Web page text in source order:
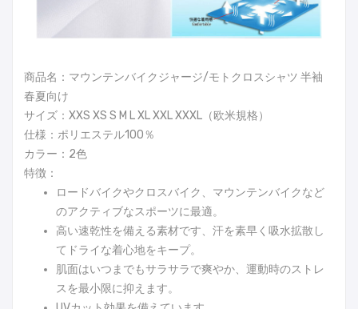
商品名：マウンテンバイクジャージ/モトクロスシャツ 半袖
春夏向け
サイズ：XXS XS S M L XL XXL XXXL（欧米規格）
仕様：ポリエステル100％
カラー：2色
特徴：
ロードバイクやクロスバイク、マウンテンバイクなど
のアクティブなスポーツに最適。
高い速乾性を備える素材です、汗を素早く吸水拡散し
てドライな着心地をキープ。
肌面はいつまでもサラサラで爽やか、運動時のストレ
スを最小限に抑えます。